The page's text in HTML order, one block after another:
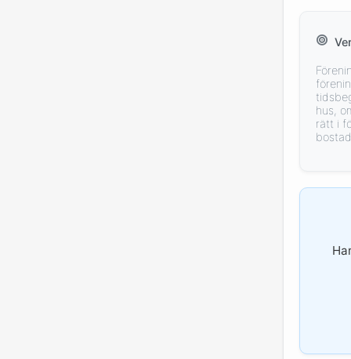
hus,
rätt i